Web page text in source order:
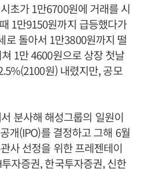
초가 1만6700원에 거래를 시
1만9150원까지 급등했다가
로 돌아서 1만3800원까지 떨
1만 4600원으로 상장 첫날
원) 내렸지만, 공모
분사해 해성그룹의 일원이
개(IPO)를 결정하고 그해 6월
사 선정을 위한 프레젠테이
자증권, 한국투자증권, 신한